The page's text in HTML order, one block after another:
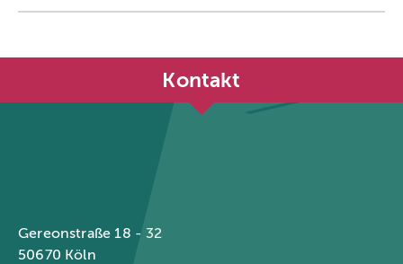
Kontakt
Gereonstraße 18 - 32
50670 Köln